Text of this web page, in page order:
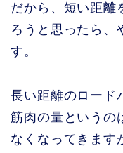
だから、短い距離
ろうと思ったら、
す。
長い距離のロード
筋肉の量というの
なくなってきます